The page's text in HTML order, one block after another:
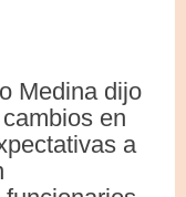
Medina dijo
en
a